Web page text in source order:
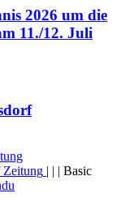
2026 um die
11./12. Juli
Zeitung | | | Basic